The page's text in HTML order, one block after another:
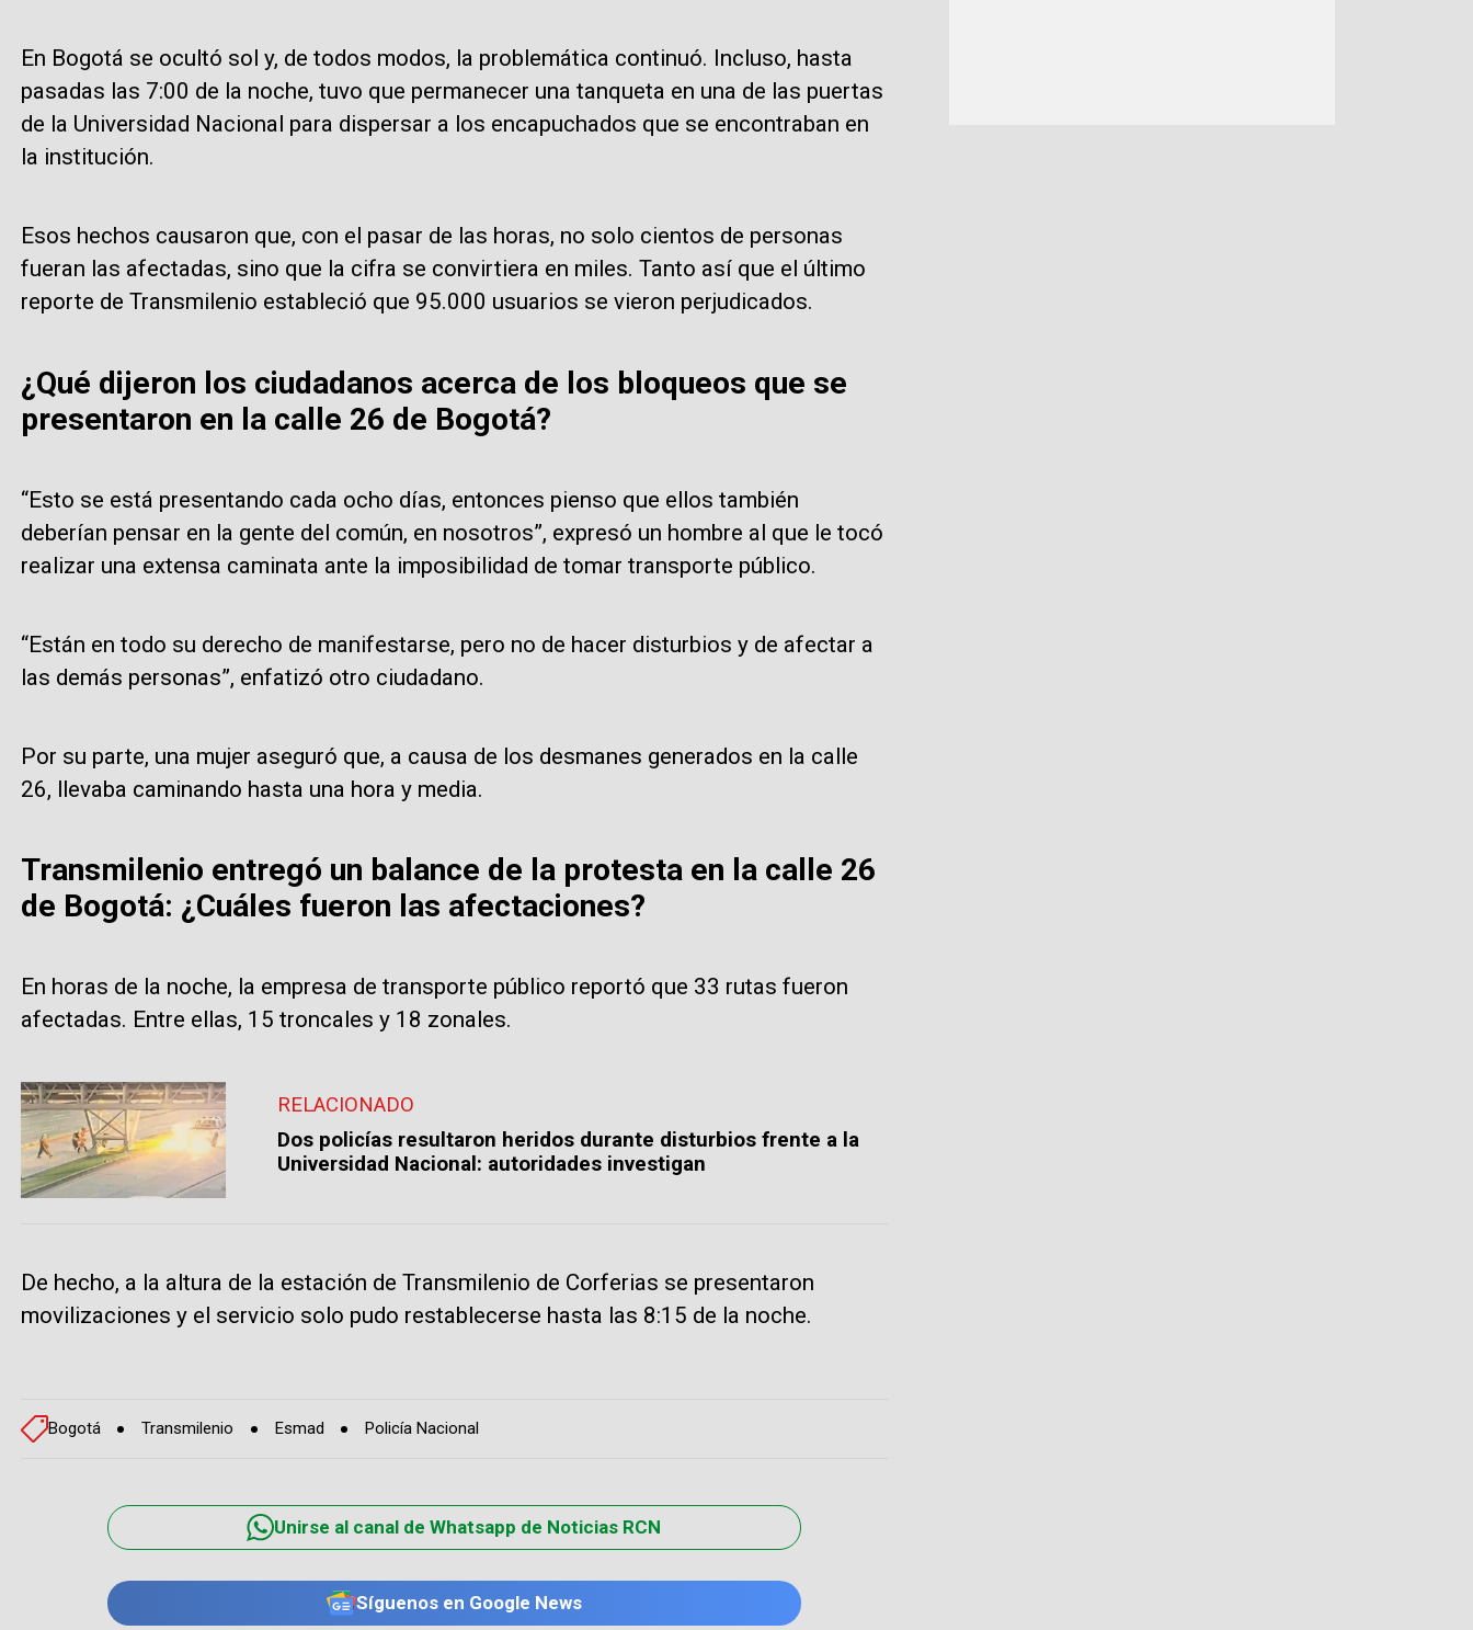
En Bogotá se ocultó sol y, de todos modos, la problemática continuó. Incluso, hasta
pasadas las 7:00 de la noche, tuvo que permanecer una tanqueta en una de las puertas
de la Universidad Nacional para dispersar a los encapuchados que se encontraban en
la institución.
Esos hechos causaron que, con el pasar de las horas, no solo cientos de personas
fueran las afectadas, sino que la cifra se convirtiera en miles. Tanto así que el último
reporte de Transmilenio estableció que 95.000 usuarios se vieron perjudicados.
¿Qué dijeron los ciudadanos acerca de los bloqueos que se
presentaron en la calle 26 de Bogotá?
“Esto se está presentando cada ocho días, entonces pienso que ellos también
deberían pensar en la gente del común, en nosotros”, expresó un hombre al que le tocó
realizar una extensa caminata ante la imposibilidad de tomar transporte público.
“Están en todo su derecho de manifestarse, pero no de hacer disturbios y de afectar a
las demás personas”, enfatizó otro ciudadano.
Por su parte, una mujer aseguró que, a causa de los desmanes generados en la calle
26, llevaba caminando hasta una hora y media.
Transmilenio entregó un balance de la protesta en la calle 26
de Bogotá: ¿Cuáles fueron las afectaciones?
En horas de la noche, la empresa de transporte público reportó que 33 rutas fueron
afectadas. Entre ellas, 15 troncales y 18 zonales.
RELACIONADO
Dos policías resultaron heridos durante disturbios frente a la
Universidad Nacional: autoridades investigan
De hecho, a la altura de la estación de Transmilenio de Corferias se presentaron
movilizaciones y el servicio solo pudo restablecerse hasta las 8:15 de la noche.
Bogotá Transmilenio Esmad Policía Nacional
Unirse al canal de Whatsapp de Noticias RCN
Síguenos en Google News